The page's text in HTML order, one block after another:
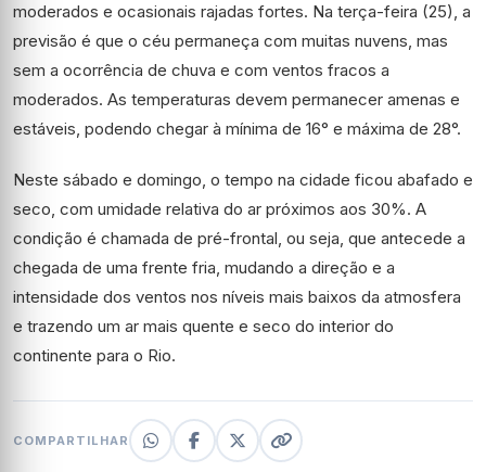
moderados e ocasionais rajadas fortes. Na terça-feira (25), a
previsão é que o céu permaneça com muitas nuvens, mas
sem a ocorrência de chuva e com ventos fracos a
moderados. As temperaturas devem permanecer amenas e
estáveis, podendo chegar à mínima de 16° e máxima de 28°.
Neste sábado e domingo, o tempo na cidade ficou abafado e
seco, com umidade relativa do ar próximos aos 30%. A
condição é chamada de pré-frontal, ou seja, que antecede a
chegada de uma frente fria, mudando a direção e a
intensidade dos ventos nos níveis mais baixos da atmosfera
e trazendo um ar mais quente e seco do interior do
continente para o Rio.
COMPARTILHAR